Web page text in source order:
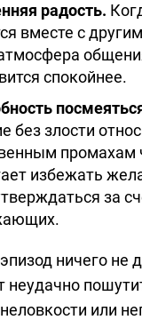
радость.
вместе с
спокойнее.
без злости
промахам
избежать
за
ничего не
неудачно
или